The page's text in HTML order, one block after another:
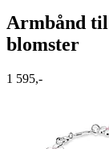
Armbånd til
blomster
1 595,-